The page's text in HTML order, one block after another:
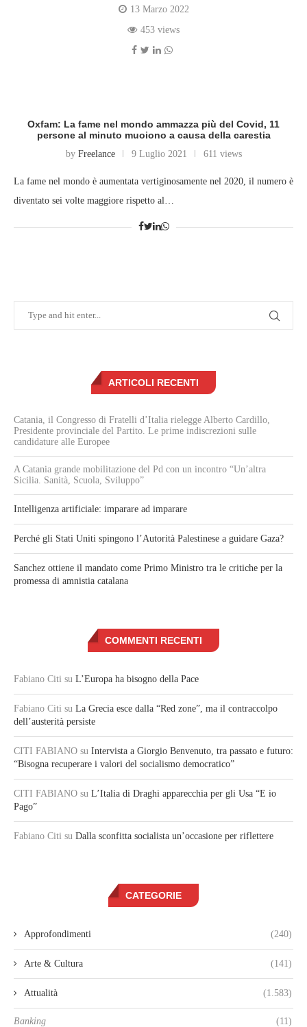
13 Marzo 2022
453 views
Oxfam: La fame nel mondo ammazza più del Covid, 11
persone al minuto muoiono a causa della carestia
by Freelance 9 Luglio 2021 611 views
La fame nel mondo è aumentata vertiginosamente nel 2020, il numero è
diventato sei volte maggiore rispetto al…
ARTICOLI RECENTI
Catania, il Congresso di Fratelli d’Italia rielegge Alberto Cardillo,
Presidente provinciale del Partito. Le prime indiscrezioni sulle
candidature alle Europee
A Catania grande mobilitazione del Pd con un incontro “Un’altra
Sicilia. Sanità, Scuola, Sviluppo”
Intelligenza artificiale: imparare ad imparare
Perché gli Stati Uniti spingono l’Autorità Palestinese a guidare Gaza?
Sanchez ottiene il mandato come Primo Ministro tra le critiche per la
promessa di amnistia catalana
COMMENTI RECENTI
Fabiano Citi su L’Europa ha bisogno della Pace
Fabiano Citi su La Grecia esce dalla “Red zone”, ma il contraccolpo
dell’austerità persiste
CITI FABIANO su Intervista a Giorgio Benvenuto, tra passato e futuro:
“Bisogna recuperare i valori del socialismo democratico”
CITI FABIANO su L’Italia di Draghi apparecchia per gli Usa “E io
Pago”
Fabiano Citi su Dalla sconfitta socialista un’occasione per riflettere
CATEGORIE
Approfondimenti (240)
Arte & Cultura (141)
Attualità (1.583)
Banking (11)